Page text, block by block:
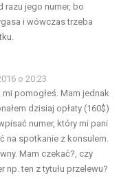
razu jego numer, bo
i wówczas trzeba
o 20:23
pomogłeś. Mam jednak
dzisiaj opłaty (160$)
numer, który mi pani
na spotkanie z konsulem.
Mam czekać?, czy
np. ten z tytułu przelewu?